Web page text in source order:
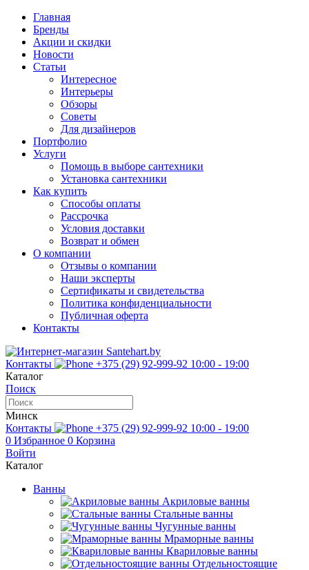
Главная
Бренды
Акции и скидки
Новости
Статьи
Интересное
Интерьеры
Обзоры
Советы
Для дизайнеров
Портфолио
Услуги
Помощь в выборе сантехники
Установка сантехники
Как купить
Способы оплаты
Рассрочка
Условия доставки
Возврат и обмен
О компании
Отзывы о компании
Наши эксперты
Сертификаты и свидетельства
Политика конфиденциальности
Публичная оферта
Контакты
Контакты +375 (29) 92-999-92 10:00 - 19:00
Каталог
Поиск
Минск
Контакты
+375 (29) 92-999-92 10:00 - 19:00
0 Избранное 0 Корзина
Войти
Каталог
Ванны
Акриловые ванны
Стальные ванны
Чугунные ванны
Мраморные ванны
Квариловые ванны
Отдельностоящие